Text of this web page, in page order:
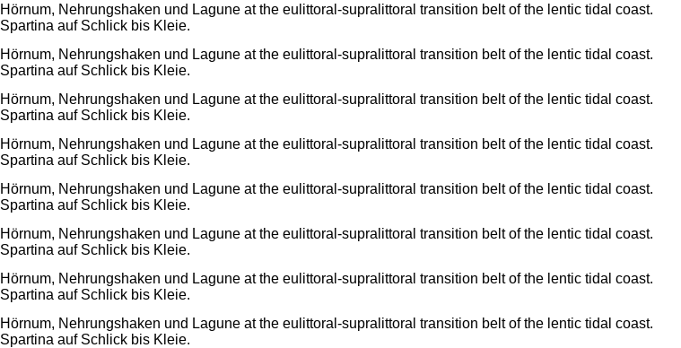
Hörnum, Nehrungshaken und Lagune at the eulittoral-supralittoral transition belt of the lentic tidal coast.
Spartina auf Schlick bis Kleie.
Hörnum, Nehrungshaken und Lagune at the eulittoral-supralittoral transition belt of the lentic tidal coast.
Spartina auf Schlick bis Kleie.
Hörnum, Nehrungshaken und Lagune at the eulittoral-supralittoral transition belt of the lentic tidal coast.
Spartina auf Schlick bis Kleie.
Hörnum, Nehrungshaken und Lagune at the eulittoral-supralittoral transition belt of the lentic tidal coast.
Spartina auf Schlick bis Kleie.
Hörnum, Nehrungshaken und Lagune at the eulittoral-supralittoral transition belt of the lentic tidal coast.
Spartina auf Schlick bis Kleie.
Hörnum, Nehrungshaken und Lagune at the eulittoral-supralittoral transition belt of the lentic tidal coast.
Spartina auf Schlick bis Kleie.
Hörnum, Nehrungshaken und Lagune at the eulittoral-supralittoral transition belt of the lentic tidal coast.
Spartina auf Schlick bis Kleie.
Hörnum, Nehrungshaken und Lagune at the eulittoral-supralittoral transition belt of the lentic tidal coast.
Spartina auf Schlick bis Kleie.